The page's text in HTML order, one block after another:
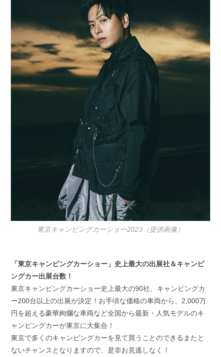
東京キャンピングカーショー2023（提供画像）
「東京キャンピングカーショー」史上最大の出展社＆キャンピ
ングカー出展台数！
東京キャンピングカーショー史上最大の90社、キャンピングカ
ー200台以上の出展が決定！お手頃な価格の車両から、2,000万
円を超える豪華絢爛な車両など全国から最新・人気モデルのキ
ャンピングカーが東京に大集合！
東京で多くのキャンピングカーを見て買うことのできるまたと
ないチャンスとなりますので、是非お見逃しなく！